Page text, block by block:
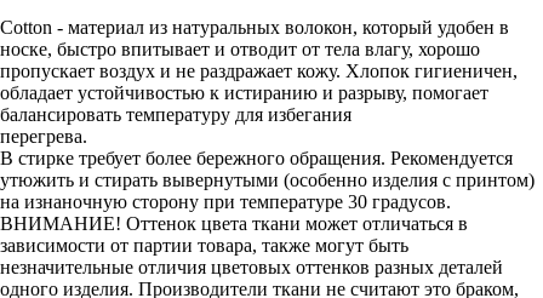
Cotton - материал из натуральных волокон, который удобен в
носке, быстро впитывает и отводит от тела влагу, хорошо
пропускает воздух и не раздражает кожу. Хлопок гигиеничен,
обладает устойчивостью к истиранию и разрыву, помогает
балансировать температуру для избегания
перегрева.
В стирке требует более бережного обращения. Рекомендуется
утюжить и стирать вывернутыми (особенно изделия с принтом)
на изнаночную сторону при температуре 30 градусов.
ВНИМАНИЕ! Оттенок цвета ткани может отличаться в
зависимости от партии товара, также могут быть
незначительные отличия цветовых оттенков разных деталей
одного изделия. Производители ткани не считают это браком,